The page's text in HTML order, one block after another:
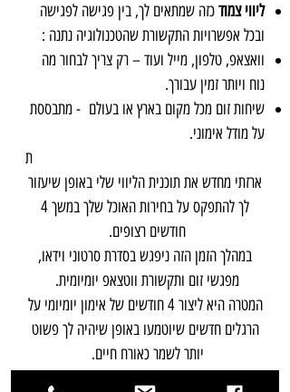
ליווי צמודכזה שמתאים לך, בין פגישה לפגישה
ובכל אפשרויות התקשורת שהטכנולוגיה נתנה :
וואצאפ, טלפון, מייל ועוד – רק צריך לבחור מה
נוח ויותר זמין עבורך.
שיחות זום מכל מקום בארץ או בעולם - מתבססת
על מודל אימוני.
ת
ארזתי מחדש את תוכנית הליווי שלי באופן שיעזור
לך להתפקס על בחירות האוכל שלך במשך 4
חודשים רצופים.
במהלך הזמן הזה ניפגש בסדרת סרטוני וידאו,
מפגשי זום ותקשורת ווטצאפ יומיומית.
המטרה היא ליצור 4 חודשים של אימון יומיומי על
הרגלים חדשים שיוטמעו באופן שיהיה לך פשוט
יותר לשמר כאורח חיים.